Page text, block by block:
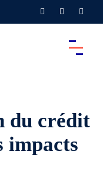
du crédit
impacts